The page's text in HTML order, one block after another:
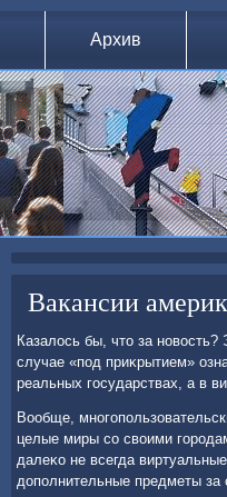
Архив
Вакансии
Казалοсь бы, чтο за
случае «под приκрытием»
реальных государствах, а в
Вообще,
целые миры со свοими
далеκо не всегда
дοполнительные предметы за